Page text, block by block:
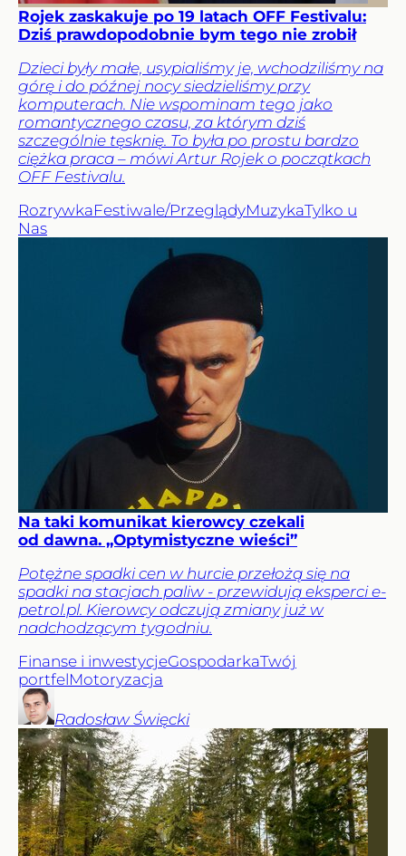
Rojek zaskakuje po 19 latach OFF Festivalu:
Dziś prawdopodobnie bym tego nie zrobił
Dzieci były małe, usypialiśmy je, wchodziliśmy na
górę i do późnej nocy siedzieliśmy przy
komputerach. Nie wspominam tego jako
romantycznego czasu, za którym dziś
szczególnie tęsknię. To była po prostu bardzo
ciężka praca – mówi Artur Rojek o początkach
OFF Festivalu.
RozrywkaFestiwale/PrzeglądyMuzykaTylko u
Nas
Na taki komunikat kierowcy czekali
od dawna. „Optymistyczne wieści”
Potężne spadki cen w hurcie przełożą się na
spadki na stacjach paliw - przewidują eksperci e-
petrol.pl. Kierowcy odczują zmiany już w
nadchodzącym tygodniu.
Finanse i inwestycjeGospodarkaTwój
portfelMotoryzacja
Radosław Święcki